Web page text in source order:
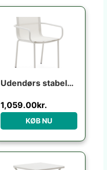
Udendørs stabelbar stol Kave Home Galdana ecru aluminium/texteline UV-resistent niveau 5
1,059.00kr.
KØB NU